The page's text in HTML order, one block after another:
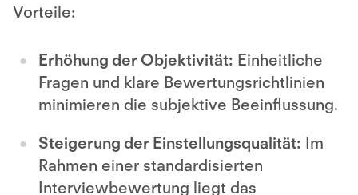
Vorteile:
Erhöhung der Objektivität: Einheitliche
Fragen und klare Bewertungsrichtlinien
minimieren die subjektive Beeinflussung.
Steigerung der Einstellungsqualität: Im
Rahmen einer standardisierten
Interviewbewertung liegt das